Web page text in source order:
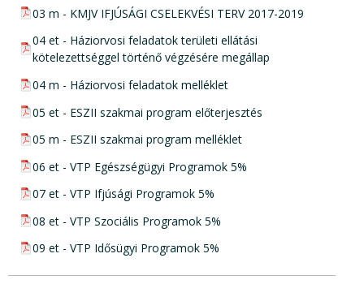
pdf csatolmány:
03 m - KMJV IFJÚSÁGI CSELEKVÉSI TERV 2017-2019
pdf csatolmány:
04 et - Háziorvosi feladatok területi ellátási
kötelezettséggel történő végzésére megállap
pdf csatolmány:
04 m - Háziorvosi feladatok melléklet
pdf csatolmány:
05 et - ESZII szakmai program előterjesztés
pdf csatolmány:
05 m - ESZII szakmai program melléklet
pdf csatolmány:
06 et - VTP Egészségügyi Programok 5%
pdf csatolmány:
07 et - VTP Ifjúsági Programok 5%
pdf csatolmány:
08 et - VTP Szociális Programok 5%
pdf csatolmány:
09 et - VTP Idősügyi Programok 5%